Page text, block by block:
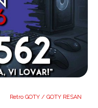
Retro GOTY / GOTY RESAN